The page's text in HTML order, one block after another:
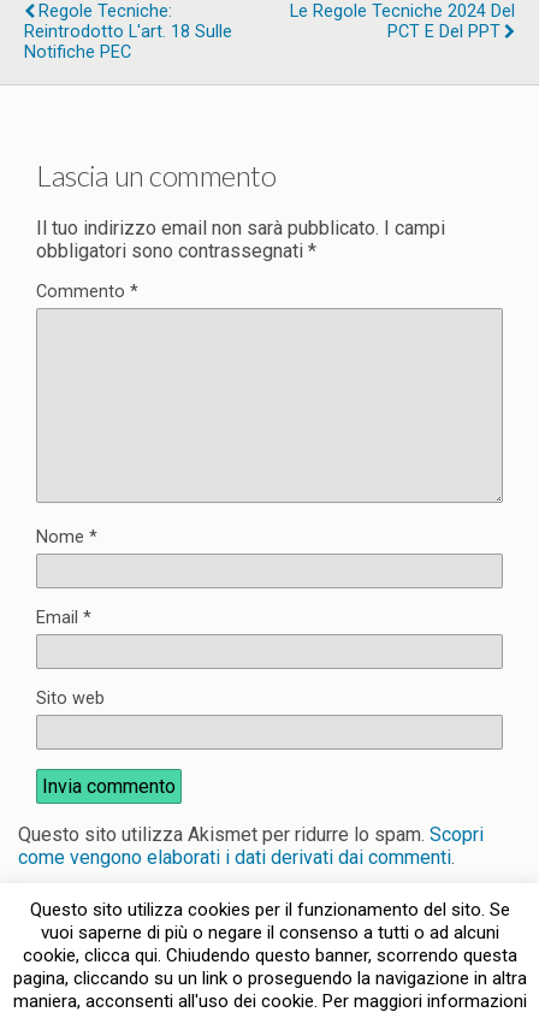
Regole Tecniche:
Reintrodotto L'art. 18 Sulle
Notifiche PEC
Le Regole Tecniche 2024 Del
PCT E Del PPT
Lascia un commento
Il tuo indirizzo email non sarà pubblicato. I campi
obbligatori sono contrassegnati *
Commento *
Nome *
Email *
Sito web
Questo sito utilizza Akismet per ridurre lo spam. Scopri
come vengono elaborati i dati derivati dai commenti.
Torna su
Questo sito utilizza cookies per il funzionamento del sito. Se
vuoi saperne di più o negare il consenso a tutti o ad alcuni
cookie, clicca qui. Chiudendo questo banner, scorrendo questa
pagina, cliccando su un link o proseguendo la navigazione in altra
maniera, acconsenti all'uso dei cookie. Per maggiori informazioni